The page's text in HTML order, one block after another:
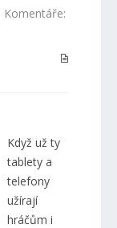
Komentáře:
Když už ty
tablety a
telefony
užírají
hráčům i